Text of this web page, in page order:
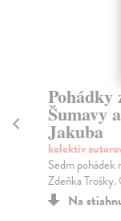
Pohádky
Šumavy
Jakuba
kolektív
Sedm
Zdeňka
Na